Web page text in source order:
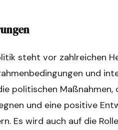
steht vor zahlreichen
und
politischen
und eine positive
Es wird auch auf die